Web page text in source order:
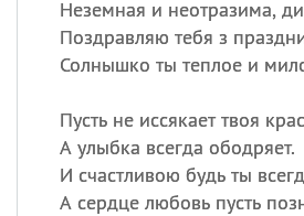
Неземная и неотразима,
Поздравляю тебя з
Солнышко ты теплое и
Пусть не иссякает твоя
А улыбка всегда ободряет.
И счастливою будь ты
А сердце любовь пусть